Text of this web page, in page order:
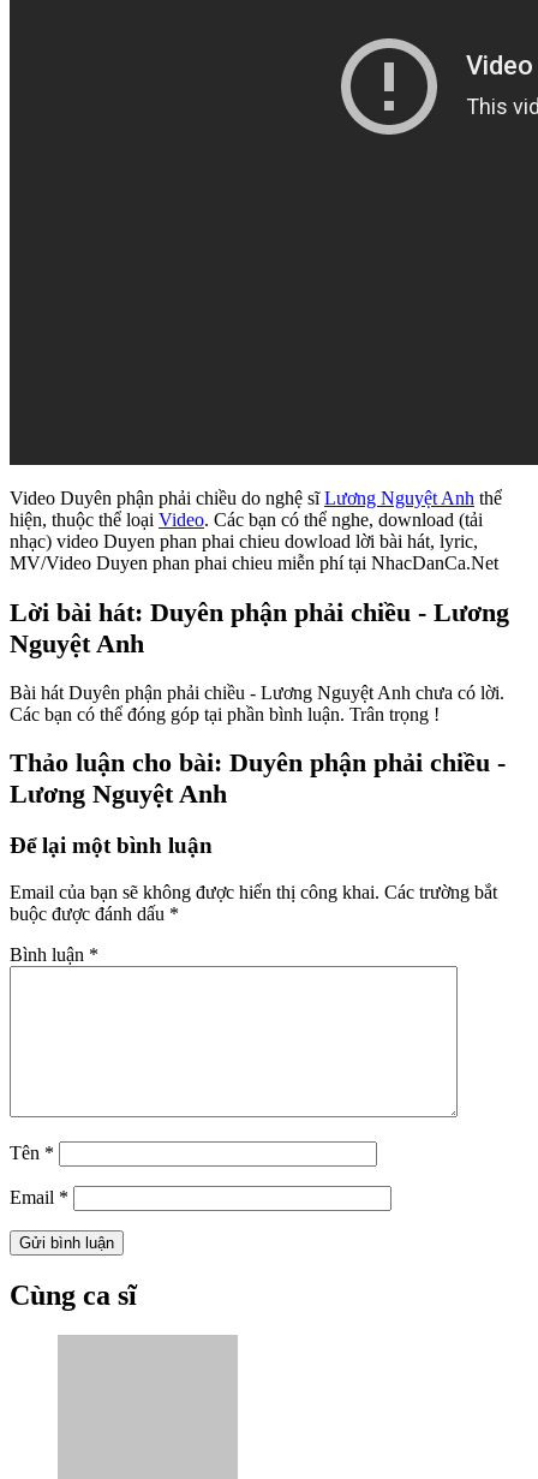
Video Duyên phận phải chiều do nghệ sĩLương Nguyệt Anh thể
hiện, thuộc thể loại Video. Các bạn có thể nghe, download (tải
nhạc) video Duyen phan phai chieu dowload lời bài hát, lyric,
MV/Video Duyen phan phai chieu miễn phí tại NhacDanCa.Net
Lời bài hát: Duyên phận phải chiều - Lương
Nguyệt Anh
Bài hát Duyên phận phải chiều - Lương Nguyệt Anh chưa có lời.
Các bạn có thể đóng góp tại phần bình luận. Trân trọng !
Thảo luận cho bài: Duyên phận phải chiều -
Lương Nguyệt Anh
Để lại một bình luận
Email của bạn sẽ không được hiển thị công khai. Các trường bắt
buộc được đánh dấu *
Bình luận *
Tên *
Email *
Cùng ca sĩ